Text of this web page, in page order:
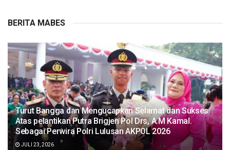
BERITA MABES
Turut Bangga dan Mengucapkan Selamat dan Sukses
Atas pelantikan Putra Brigjen Pol Drs, A.M Kamal.
Sebagai Perwira Polri Lulusan AKPOL 2026
JULI 23, 2026